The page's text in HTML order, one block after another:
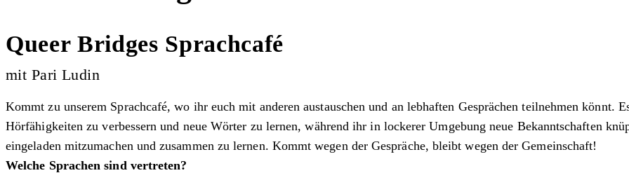
Queer Bridges Sprachcafé
mit Pari Ludin
Kommt zu unserem Sprachcafé, wo ihr euch mit anderen austauschen und an lebhaften Gesprächen teilnehmen könnt.
Hörfähigkeiten zu verbessern und neue Wörter zu lernen, während ihr in lockerer Umgebung neue Bekanntschaften
eingeladen mitzumachen und zusammen zu lernen. Kommt wegen der Gespräche, bleibt wegen der Gemeinschaft!
Welche Sprachen sind vertreten?